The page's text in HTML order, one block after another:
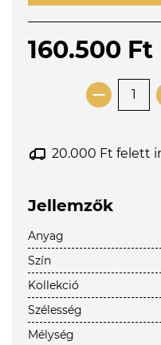
160.500 Ft
20.000 Ft felett
Jellemzők
Anyag
Szín
Kollekció
Szélesség
Mélység